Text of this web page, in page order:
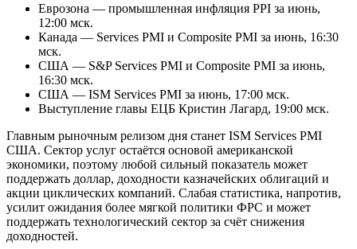
Еврозона — промышленная инфляция PPI за июнь,
12:00 мск.
Канада — Services PMI и Composite PMI за июнь, 16:30
мск.
США — S&P Services PMI и Composite PMI за июнь,
16:30 мск.
США — ISM Services PMI за июнь, 17:00 мск.
Выступление главы ЕЦБ Кристин Лагард, 19:00 мск.
Главным рыночным релизом дня станет ISM Services PMI
США. Сектор услуг остаётся основой американской
экономики, поэтому любой сильный показатель может
поддержать доллар, доходности казначейских облигаций и
акции циклических компаний. Слабая статистика, напротив,
усилит ожидания более мягкой политики ФРС и может
поддержать технологический сектор за счёт снижения
доходностей.